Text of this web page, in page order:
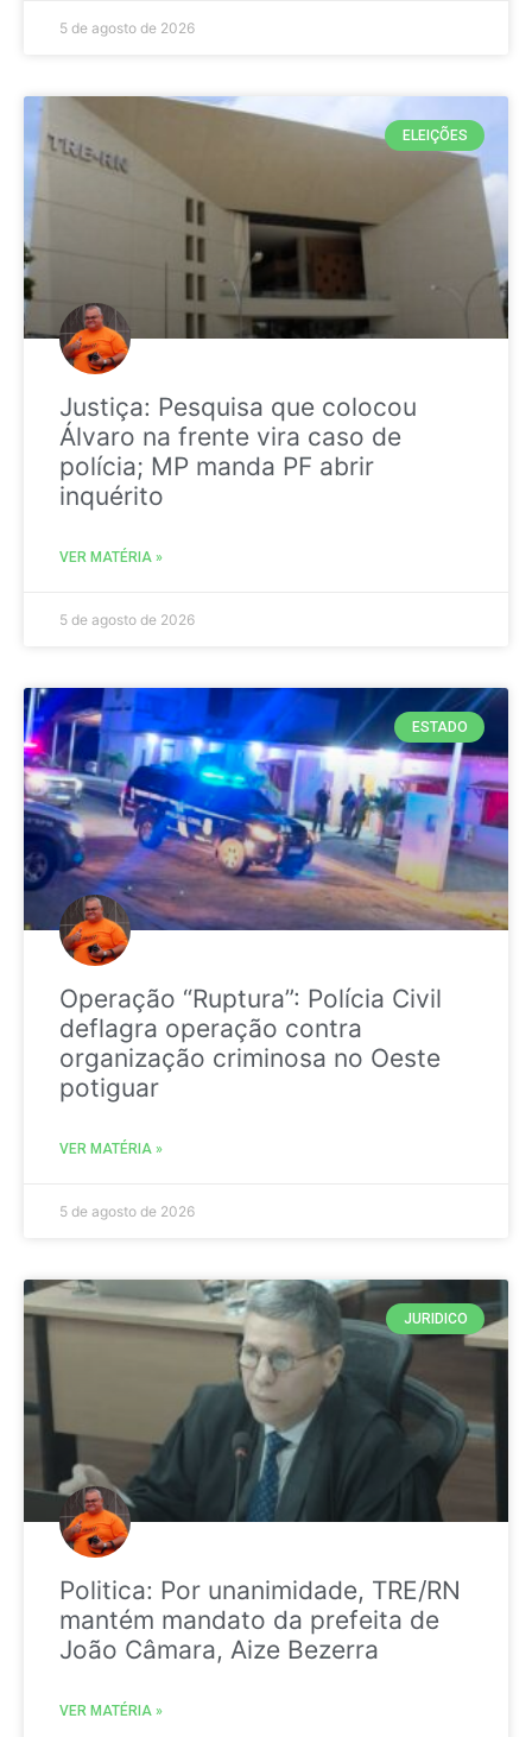
5 de agosto de 2026
ELEIÇÕES
Justiça: Pesquisa que colocou
Álvaro na frente vira caso de
polícia; MP manda PF abrir
inquérito
VER MATÉRIA »
5 de agosto de 2026
ESTADO
Operação “Ruptura”: Polícia Civil
deflagra operação contra
organização criminosa no Oeste
potiguar
VER MATÉRIA »
5 de agosto de 2026
JURIDICO
Politica: Por unanimidade, TRE/RN
mantém mandato da prefeita de
João Câmara, Aize Bezerra
VER MATÉRIA »